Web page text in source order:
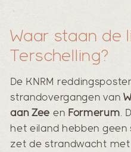
Waar staan de
Terschelling?
De KNRM
strandovergangen van
aan Zee en Formerum .
het eiland hebben
zet de strandwacht met